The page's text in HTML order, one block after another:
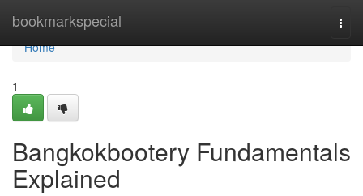
bookmarkspecial
Home
Home
1
Bangkokbootery Fundamentals
Explained